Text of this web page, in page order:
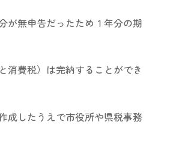
が無申告だったため１年分の期
消費税）は完納することができ
成したうえで市役所や県税事務